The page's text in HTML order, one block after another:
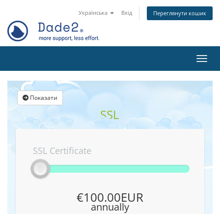
Українська Вхід Переглянути кошик
Показати
SSL
SSL Certificate
€100.00EUR
annually